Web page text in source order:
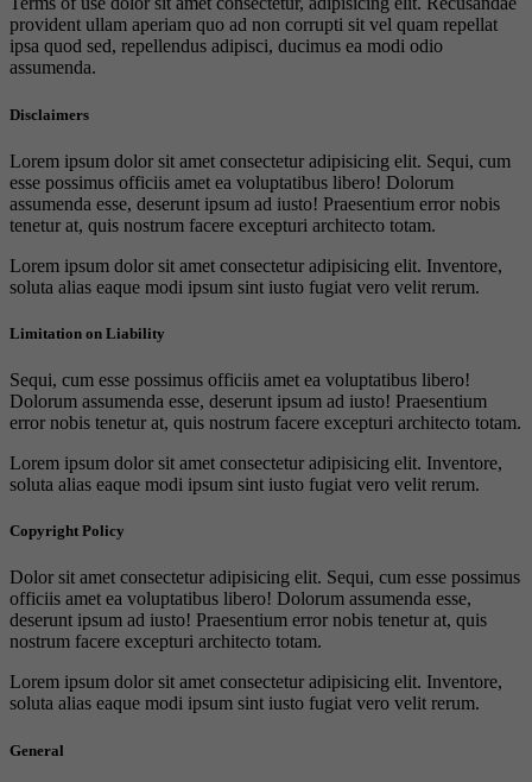
provident ullam aperiam quo ad non corrupti sit vel quam repellat
ipsa quod sed, repellendus adipisci, ducimus ea modi odio
assumenda.
Disclaimers
Lorem ipsum dolor sit amet consectetur adipisicing elit. Sequi, cum
esse possimus officiis amet ea voluptatibus libero! Dolorum
assumenda esse, deserunt ipsum ad iusto! Praesentium error nobis
tenetur at, quis nostrum facere excepturi architecto totam.
Lorem ipsum dolor sit amet consectetur adipisicing elit. Inventore,
soluta alias eaque modi ipsum sint iusto fugiat vero velit rerum.
Limitation on Liability
Sequi, cum esse possimus officiis amet ea voluptatibus libero!
Dolorum assumenda esse, deserunt ipsum ad iusto! Praesentium
error nobis tenetur at, quis nostrum facere excepturi architecto totam.
Lorem ipsum dolor sit amet consectetur adipisicing elit. Inventore,
soluta alias eaque modi ipsum sint iusto fugiat vero velit rerum.
Copyright Policy
Dolor sit amet consectetur adipisicing elit. Sequi, cum esse possimus
officiis amet ea voluptatibus libero! Dolorum assumenda esse,
deserunt ipsum ad iusto! Praesentium error nobis tenetur at, quis
nostrum facere excepturi architecto totam.
Lorem ipsum dolor sit amet consectetur adipisicing elit. Inventore,
soluta alias eaque modi ipsum sint iusto fugiat vero velit rerum.
General